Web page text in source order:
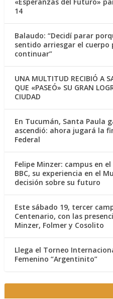
14
Balaudo: “Decidí parar
sentido arriesgar el cuerpo
continuar”
UNA MULTITUD RECIBIÓ A
QUE «PASEÓ» SU GRAN
CIUDAD
En Tucumán, Santa Paula
ascendió: ahora jugará la
Federal
Felipe Minzer: campus en
BBC, su experiencia en el
decisión sobre su futuro
Este sábado 19, tercer
Centenario, con las
Minzer, Folmer y Cosolito
Llega el Torneo
Femenino “Argentinito”